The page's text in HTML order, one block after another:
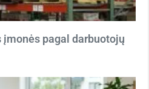
pagal darbuotojų